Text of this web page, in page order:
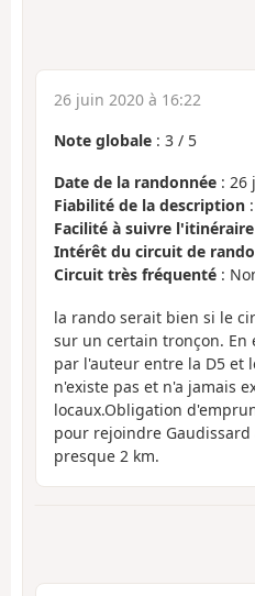
26 juin 2020 à 16:22
Note globale : 3 / 5
Date de la randonnée : 26
Fiabilité de la description
Facilité à suivre l'itinéraire
Intérêt du circuit de
Circuit très fréquenté :
la rando serait bien si le
sur un certain tronçon.
par l'auteur entre la D5 et
n'existe pas et n'a jamais
locaux.Obligation
pour rejoindre
presque 2 km.